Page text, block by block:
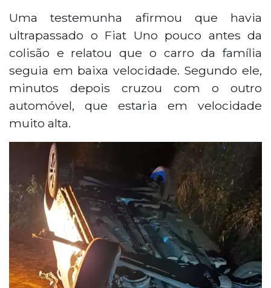
Uma testemunha afirmou que havia
ultrapassado o Fiat Uno pouco antes da
colisão e relatou que o carro da família
seguia em baixa velocidade. Segundo ele,
minutos depois cruzou com o outro
automóvel, que estaria em velocidade
muito alta.